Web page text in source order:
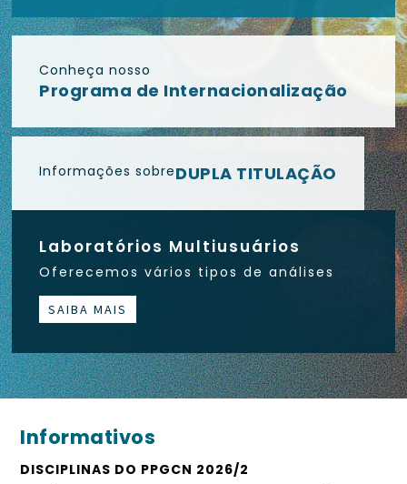
Conheça nosso
Programa de Internacionalização
Informações sobreDUPLA TITULAÇÃO
Laboratórios Multiusuários
Oferecemos vários tipos de análises
SAIBA MAIS
Informativos
DISCIPLINAS DO PPGCN 2026/2